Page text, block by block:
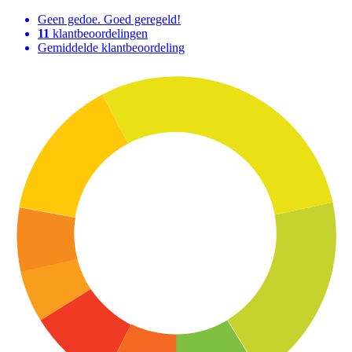
Geen gedoe. Goed geregeld!
11 klantbeoordelingen
Gemiddelde klantbeoordeling